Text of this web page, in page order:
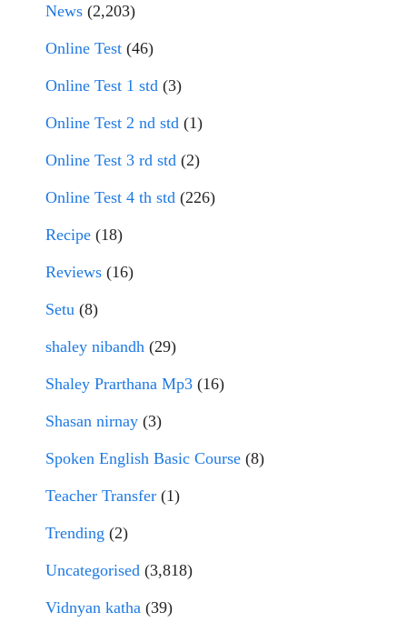
News (2,203)
Online Test (46)
Online Test 1 std (3)
Online Test 2 nd std (1)
Online Test 3 rd std (2)
Online Test 4 th std (226)
Recipe (18)
Reviews (16)
Setu (8)
shaley nibandh (29)
Shaley Prarthana Mp3 (16)
Shasan nirnay (3)
Spoken English Basic Course (8)
Teacher Transfer (1)
Trending (2)
Uncategorised (3,818)
Vidnyan katha (39)